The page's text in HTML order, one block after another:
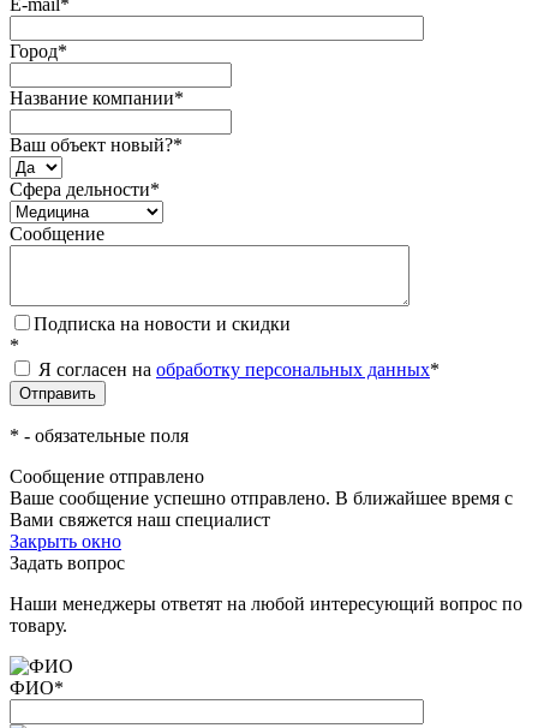
Город*
Название компании*
Ваш объект новый?*
Сфера дельности*
Сообщение
Подписка на новости и скидки
*
Я согласен на обработку персональных данных*
* - обязательные поля
Сообщение отправлено
Ваше сообщение успешно отправлено. В ближайшее время с
Вами свяжется наш специалист
Закрыть окно
Задать вопрос
Наши менеджеры ответят на любой интересующий вопрос по
товару.
ФИО*